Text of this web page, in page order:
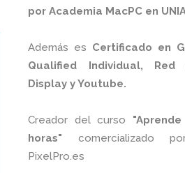
por Academia MacPC en
Además es Certificado en
Qualified Individual, Red
Display y Youtube.
Creador del curso
horas" comercializado
PixelPro.es